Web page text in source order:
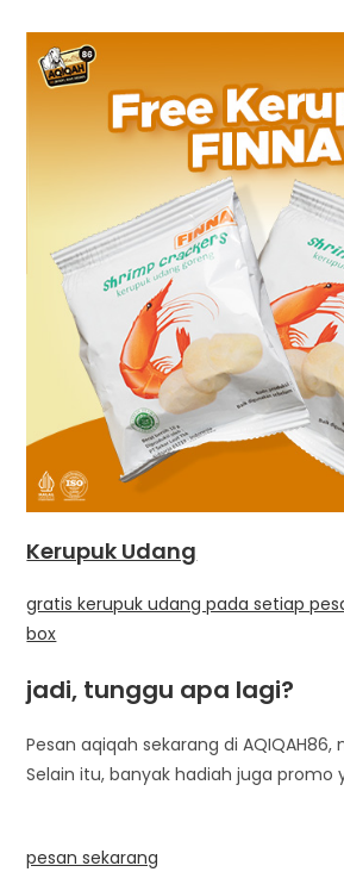
Kerupuk Udang
gratis kerupuk udang pada setiap
box
jadi, tunggu apa lagi?
Pesan aqiqah sekarang di
Selain itu, banyak hadiah juga promo
pesan sekarang